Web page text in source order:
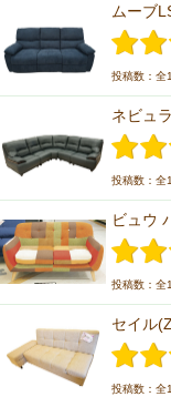
ムーブ
投稿数：全
ネビュ
投稿数：全
ビュウ
投稿数：全
セイル
投稿数：全